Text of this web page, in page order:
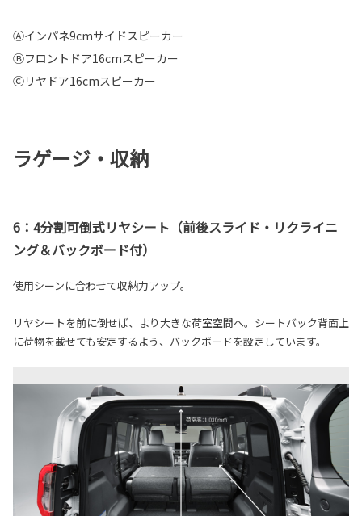
Ⓐインパネ9cmサイドスピーカー
Ⓑフロントドア16cmスピーカー
Ⓒリヤドア16cmスピーカー
ラゲージ・収納
6：4分割可倒式リヤシート（前後スライド・リクライニ
ング＆バックボード付）
使用シーンに合わせて収納力アップ。
リヤシートを前に倒せば、より大きな荷室空間へ。シートバック背面上
に荷物を載せても安定するよう、バックボードを設定しています。